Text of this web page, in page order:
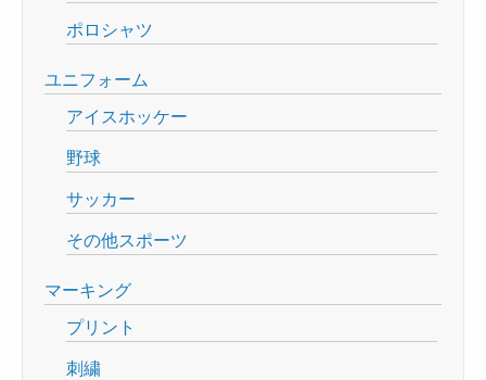
ポロシャツ
ユニフォーム
アイスホッケー
野球
サッカー
その他スポーツ
マーキング
プリント
刺繍